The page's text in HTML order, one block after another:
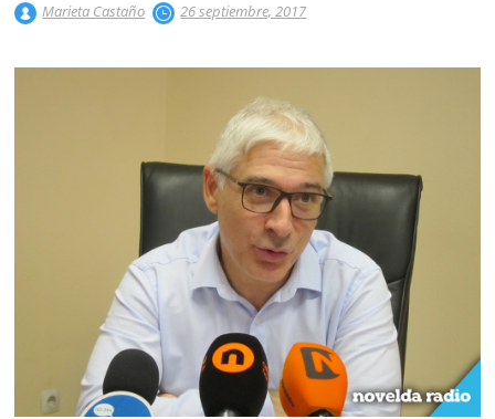
Marieta Castaño 26 septiembre, 2017